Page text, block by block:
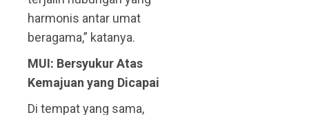
harmonis antar umat
beragama,” katanya.
MUI: Bersyukur Atas
Kemajuan yang Dicapai
Di tempat yang sama,